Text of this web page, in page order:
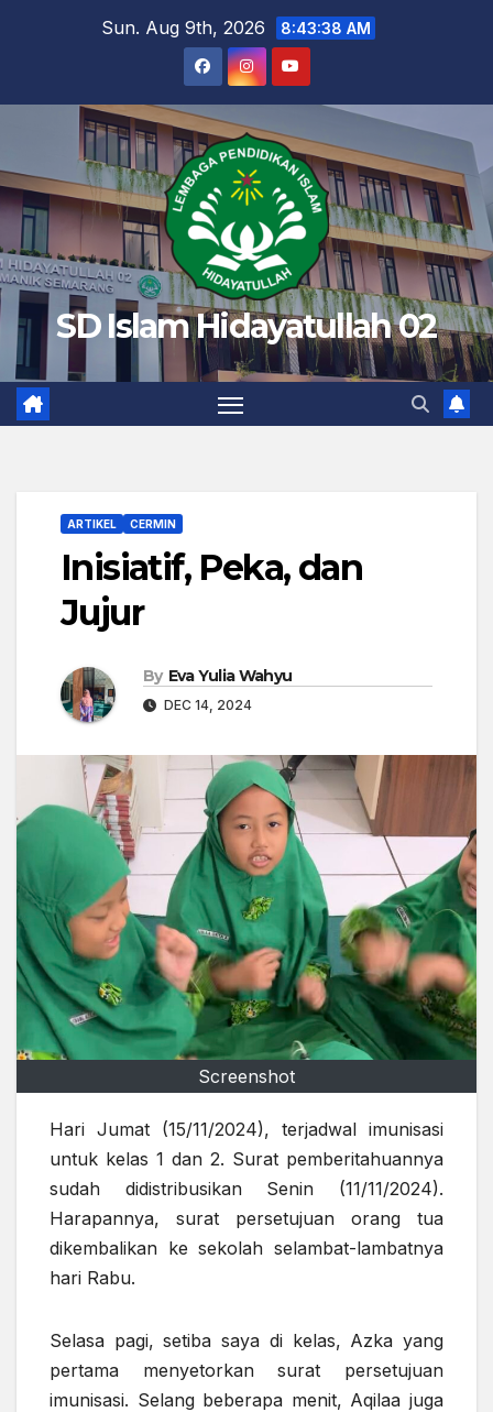
Sun. Aug 9th, 2026 8:43:39 AM
SD Islam Hidayatullah 02
ARTIKEL CERMIN
Inisiatif, Peka, dan
Jujur
By Eva Yulia Wahyu
DEC 14, 2024
Screenshot
Hari Jumat (15/11/2024), terjadwal imunisasi
untuk kelas 1 dan 2. Surat pemberitahuannya
sudah didistribusikan Senin (11/11/2024).
Harapannya, surat persetujuan orang tua
dikembalikan ke sekolah selambat-lambatnya
hari Rabu.
Selasa pagi, setiba saya di kelas, Azka yang
pertama menyetorkan surat persetujuan
imunisasi. Selang beberapa menit, Aqilaa juga